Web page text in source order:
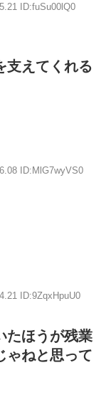
ID:fuSu00lQ0
支えてくれる
ID:MlG7wyVS0
ID:9ZqxHpuU0
たほうが残業
ゃねと思って